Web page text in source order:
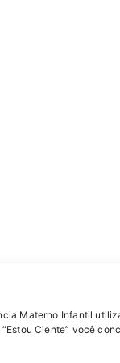
Materno Infantil
Ciente” você